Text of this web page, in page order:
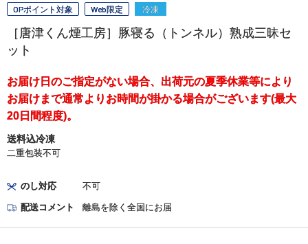
OPポイント対象 Web限定 冷凍
［唐津くん煙工房］豚寝る（トンネル）熟成三昧セ
ット
お届け日のご指定がない場合、出荷元の夏季休業等により
お届けまで通常よりお時間が掛かる場合がございます(最大
20日間程度)。
送料込冷凍
二重包装不可
のし対応 不可
配送コメント 離島を除く全国にお届